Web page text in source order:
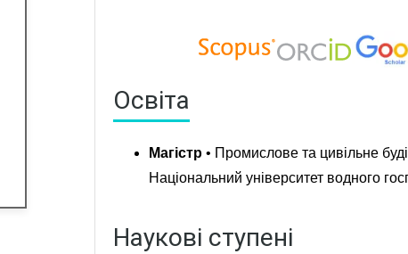
Освіта
Магістр • Промислове та цивільне
Національний університет водного
Наукові ступені